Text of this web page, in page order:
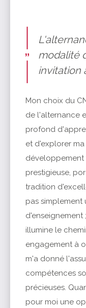
modalité
invitation
Mon choix du
de l'alternance
profond
et d'explorer
développement
prestigieuse,
tradition
pas simplement
d'enseignement
illumine le
engagement à
m'a donné
compétences
précieuses.
pour moi une